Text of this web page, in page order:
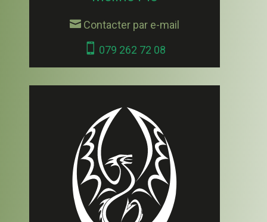
 Contacter par e-mail
 079 262 72 08